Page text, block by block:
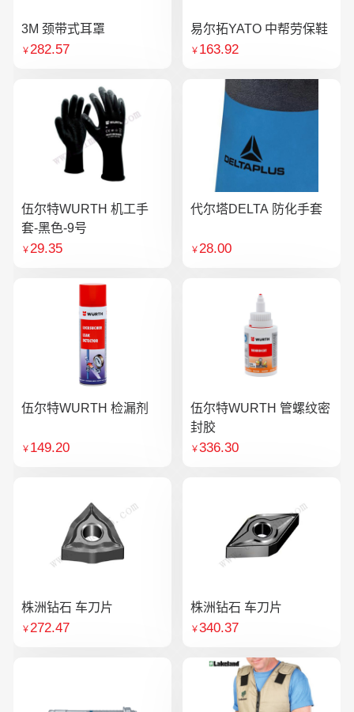
3M 颈带式耳罩
￥282.57
易尔拓YATO 中帮劳保鞋
￥ 163.92
伍尔特WURTH 机工手
套-黑色-9号
￥29.35
代尔塔DELTA 防化手套
￥28.00
伍尔特WURTH 检漏剂
￥ 149.20
伍尔特WURTH 管螺纹密
封胶
￥336.30
株洲钻石 车刀片
￥272.47
株洲钻石 车刀片
￥340.37